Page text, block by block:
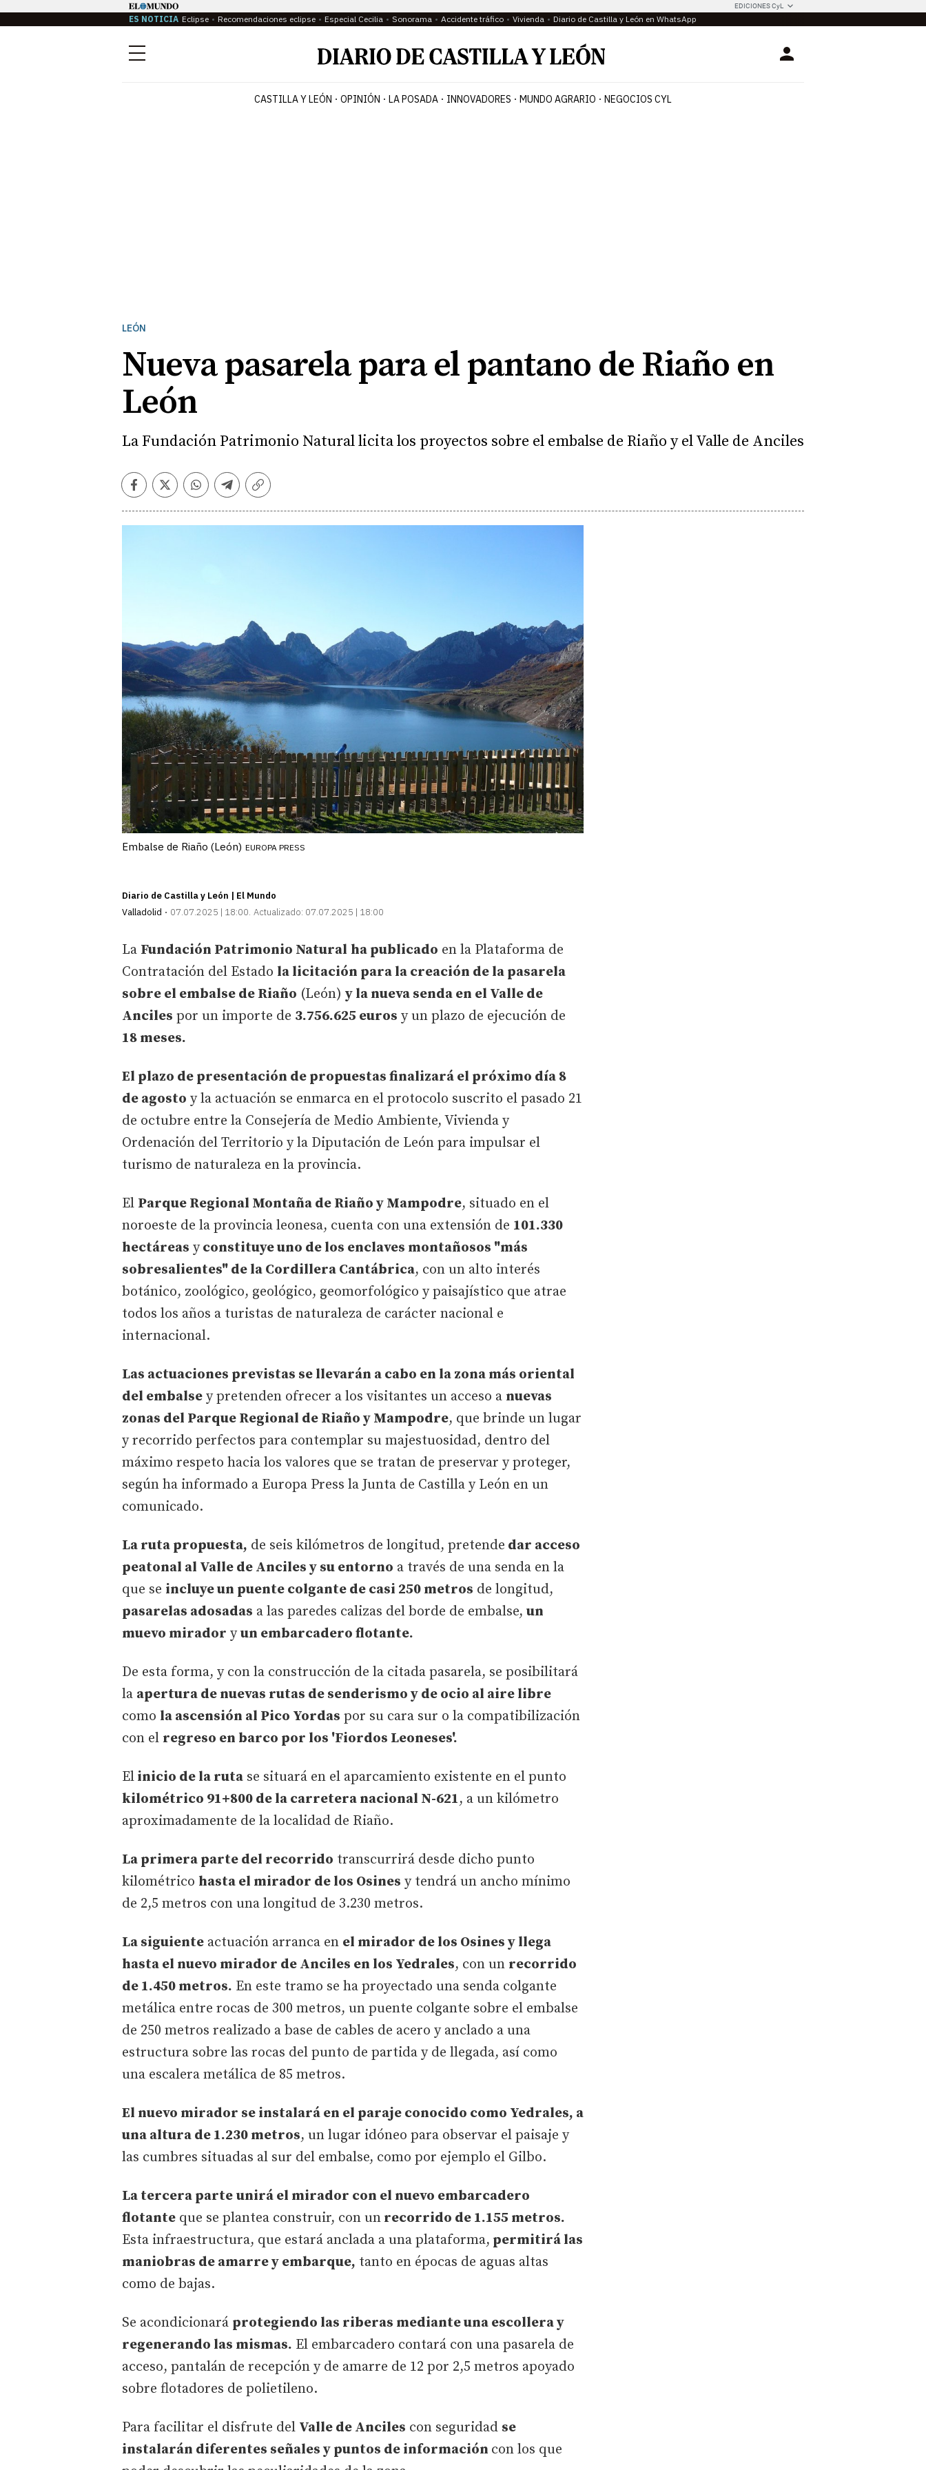
EDICIONES CyL
ES NOTICIA Eclipse Recomendaciones eclipse Especial Cecilia Sonorama Accidente tráfico Vivienda Diario de Castilla y León en WhatsApp
Menú Login
CASTILLA Y LEÓN OPINIÓN LA POSADA INNOVADORES MUNDO AGRARIO NEGOCIOS CYL
LEÓN
Nueva pasarela para el pantano de Riaño en
León
La Fundación Patrimonio Natural licita los proyectos sobre el embalse de Riaño y el Valle de Anciles
Facebook
TwitterWhatsapp
Telegram
Copiar
Embalse de Riaño (León) EUROPA PRESS
Diario de Castilla y León | El Mundo
Valladolid
07.07.2025 | 18:00 Actualizado: 07.07.2025 | 18:00
La Fundación Patrimonio Natural ha publicado en la Plataforma de
Contratación del Estado la licitación para la creación de la pasarela
sobre el embalse de Riaño (León) y la nueva senda en el Valle de
Anciles por un importe de 3.756.625 euros y un plazo de ejecución de
18 meses.
El plazo de presentación de propuestas finalizará el próximo día 8
de agosto y la actuación se enmarca en el protocolo suscrito el pasado 21
de octubre entre la Consejería de Medio Ambiente, Vivienda y
Ordenación del Territorio y la Diputación de León para impulsar el
turismo de naturaleza en la provincia.
El Parque Regional Montaña de Riaño y Mampodre, situado en el
noroeste de la provincia leonesa, cuenta con una extensión de 101.330
hectáreas yconstituye uno de los enclaves montañosos "más
sobresalientes" de la Cordillera Cantábrica, con un alto interés
botánico, zoológico, geológico, geomorfológico y paisajístico que atrae
todos los años a turistas de naturaleza de carácter nacional e
internacional.
Las actuaciones previstas se llevarán a cabo en la zona más oriental
del embalse y pretenden ofrecer a los visitantes un acceso a nuevas
zonas del Parque Regional de Riaño y Mampodre, que brinde un lugar
y recorrido perfectos para contemplar su majestuosidad, dentro del
máximo respeto hacia los valores que se tratan de preservar y proteger,
según ha informado a Europa Press la Junta de Castilla y León en un
comunicado.
La ruta propuesta, de seis kilómetros de longitud, pretende dar acceso
peatonal al Valle de Anciles y su entorno a través de una senda en la
que se incluye un puente colgante de casi 250 metros de longitud,
pasarelas adosadas a las paredes calizas del borde de embalse, un
muevo mirador yun embarcadero flotante.
De esta forma, y con la construcción de la citada pasarela, se posibilitará
la apertura de nuevas rutas de senderismo y de ocio al aire libre
como la ascensión al Pico Yordas por su cara sur o la compatibilización
con el regreso en barco por los 'Fiordos Leoneses'.
El inicio de la ruta se situará en el aparcamiento existente en el punto
kilométrico 91+800 de la carretera nacional N-621, a un kilómetro
aproximadamente de la localidad de Riaño.
La primera parte del recorrido transcurrirá desde dicho punto
kilométrico hasta el mirador de los Osines y tendrá un ancho mínimo
de 2,5 metros con una longitud de 3.230 metros.
La siguiente actuación arranca en el mirador de los Osines y llega
hasta el nuevo mirador de Anciles en los Yedrales, con un recorrido
de 1.450 metros. En este tramo se ha proyectado una senda colgante
metálica entre rocas de 300 metros, un puente colgante sobre el embalse
de 250 metros realizado a base de cables de acero y anclado a una
estructura sobre las rocas del punto de partida y de llegada, así como
una escalera metálica de 85 metros.
El nuevo mirador se instalará en el paraje conocido como Yedrales, a
una altura de 1.230 metros, un lugar idóneo para observar el paisaje y
las cumbres situadas al sur del embalse, como por ejemplo el Gilbo.
La tercera parte unirá el mirador con el nuevo embarcadero
flotante que se plantea construir, con un recorrido de 1.155 metros.
Esta infraestructura, que estará anclada a una plataforma, permitirá las
maniobras de amarre y embarque, tanto en épocas de aguas altas
como de bajas.
Se acondicionará protegiendo las riberas mediante una escollera y
regenerando las mismas. El embarcadero contará con una pasarela de
acceso, pantalán de recepción y de amarre de 12 por 2,5 metros apoyado
sobre flotadores de polietileno.
Para facilitar el disfrute del Valle de Anciles con seguridad se
instalarán diferentes señales y puntos de información con los que